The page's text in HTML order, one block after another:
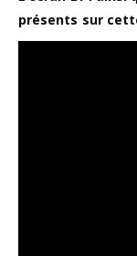
présents sur